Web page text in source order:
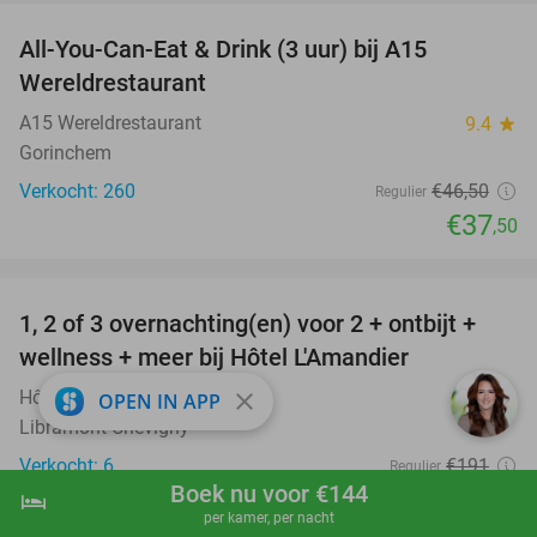
shopping_cart Boek nu
hotel Boek nu voor €144
per kamer, per nacht
All-You-Can-Eat & Drink (3 uur) bij A15
Wereldrestaurant
A15 Wereldrestaurant 9.4 star
Gorinchem
Verkocht: 260
Regulier €46,50
€37,50
32%
TODAY
1, 2 of 3 overnachting(en) voor 2 + ontbijt +
wellness + meer bij Hôtel L'Amandier
Hôtel L'Amandier 9.9star
Libramont-Chevigny
Verkocht: 6
Regulier €191
OPEN IN APP close